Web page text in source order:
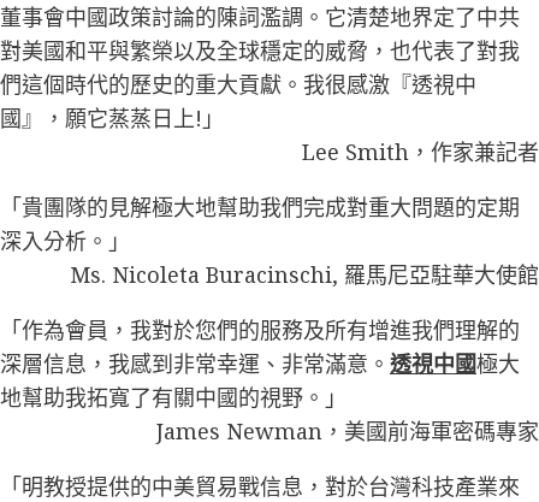
董事會中國政策討論的陳詞濫調。它清楚地界定了中共
對美國和平與繁榮以及全球穩定的威脅，也代表了對我
們這個時代的歷史的重大貢獻。我很感激『透視中
國』，願它蒸蒸日上!」
Lee Smith，作家兼記者
「貴團隊的見解極大地幫助我們完成對重大問題的定期
深入分析。」
Ms. Nicoleta Buracinschi, 羅馬尼亞駐華大使館
「作為會員，我對於您們的服務及所有增進我們理解的
深層信息，我感到非常幸運、非常滿意。 透視中國極大
地幫助我拓寬了有關中國的視野。」
James Newman，美國前海軍密碼專家
「明教授提供的中美貿易戰信息，對於台灣科技產業來